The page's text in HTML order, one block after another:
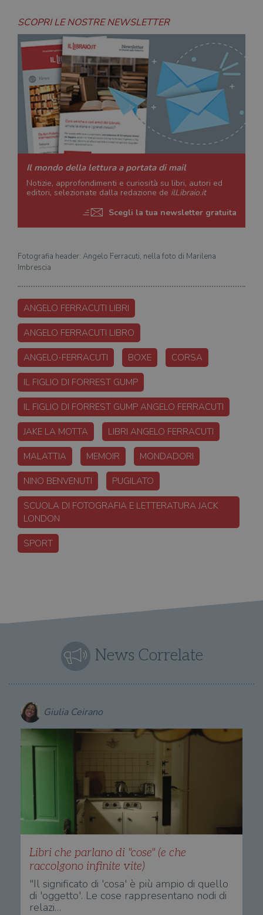
SCOPRI LE NOSTRE NEWSLETTER
Il mondo della lettura a portata di mail
Notizie, approfondimenti e curiosità su libri, autori ed
editori, selezionate dalla redazione de ilLibraio.it
Scegli la tua newsletter gratuita
Fotografia header: Angelo Ferracuti, nella foto di Marilena
Imbrescia
ANGELO FERRACUTI LIBRI
ANGELO FERRACUTI LIBRO
ANGELO-FERRACUTI BOXE CORSA
IL FIGLIO DI FORREST GUMP
IL FIGLIO DI FORREST GUMP ANGELO FERRACUTI
JAKE LA MOTTA LIBRI ANGELO FERRACUTI
MALATTIA MEMOIR MONDADORI
NINO BENVENUTI PUGILATO
SCUOLA DI FOTOGRAFIA E LETTERATURA JACK
LONDON
SPORT
News Correlate
Giulia Ceirano
Libri che parlano di "cose" (e che
raccolgono infinite vite)
"Il significato di 'cosa' è più ampio di quello
di 'oggetto'. Le cose rappresentano nodi di
relazi…